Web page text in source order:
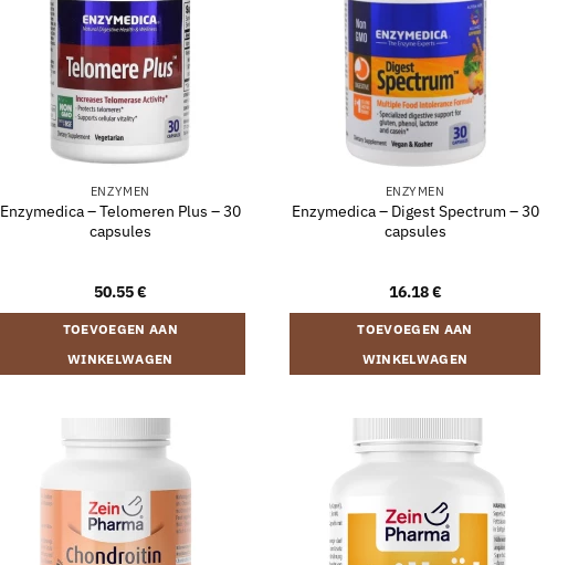
ENZYMEN
Enzymedica – Telomeren Plus – 30
capsules
50.55€
TOEVOEGEN AAN
WINKELWAGEN
ENZYMEN
Enzymedica – Digest Spectrum – 30
capsules
16.18€
TOEVOEGEN AAN
WINKELWAGEN